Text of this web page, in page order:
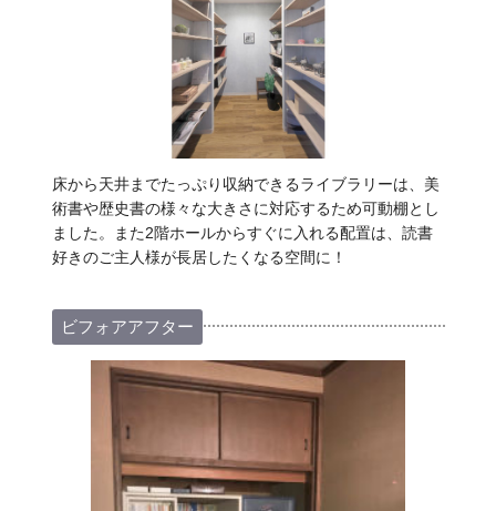
床から天井までたっぷり収納できるライブラリーは、美
術書や歴史書の様々な大きさに対応するため可動棚とし
ました。また2階ホールからすぐに入れる配置は、読書
好きのご主人様が長居したくなる空間に！
ビフォアアフター